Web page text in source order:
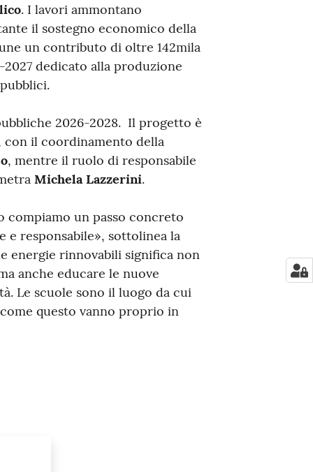
. I lavori ammontano
il sostegno economico della
un contributo di oltre 142mila
2027 dedicato alla produzione
2026-2028. Il progetto è
con il coordinamento della
, mentre il ruolo di responsabile
Michela Lazzerini.
compiamo un passo concreto
e responsabile», sottolinea la
energie rinnovabili significa non
anche educare le nuove
Le scuole sono il luogo da cui
questo vanno proprio in